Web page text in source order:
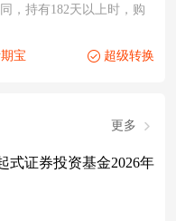
，持有182天以上时，购
宝 超级转换
更多
式证券投资基金2026年